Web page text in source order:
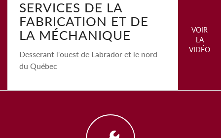
SERVICES DE LA
FABRICATION ET DE
LA MÉCHANIQUE
Desserant l'ouest de Labrador et le nord
du Québec
VOIR
LA
VIDÉO